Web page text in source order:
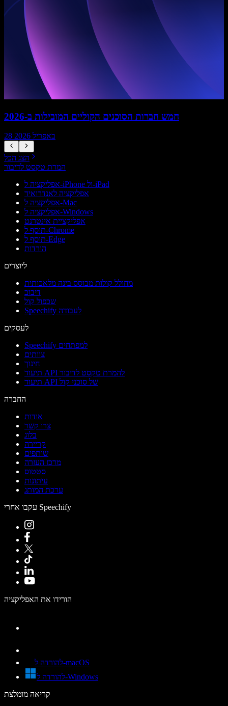
חמש חברות הסוכנים הקוליים המובילות ב-2026
28 באפריל 2026
הצג הכל
המרת טקסט לדיבור
אפליקציה ל-iPhone ול-iPad
אפליקציה לאנדרואיד
אפליקציה ל-Mac
אפליקציה ל-Windows
אפליקציית אינטרנט
תוסף ל-Chrome
תוסף ל-Edge
הורדות
ליוצרים
מחולל קולות מבוסס בינה מלאכותית
דיבוב
שכפול קול
Speechify לעבודה
לעסקים
Speechify למפתחים
צוותים
חינוך
תיעוד API להמרת טקסט לדיבור
תיעוד API של סוכני קול
החברה
אודות
צרו קשר
בלוג
קריירה
שותפים
מרכז העזרה
סטטוס
עיתונות
ערכת המותג
עקבו אחרי Speechify
הורידו את האפליקציה
להורדה ל-macOS
להורדה ל-Windows
קריאה מומלצת